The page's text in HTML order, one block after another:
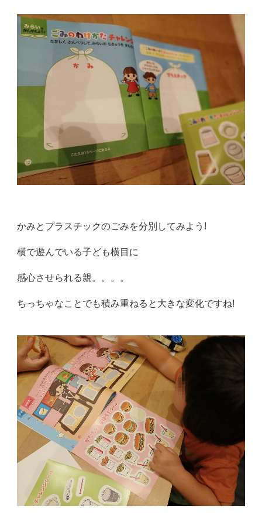
かみとプラスチックのごみを分別してみよう!
横で遊んでいる子ども横目に
感心させられる親。。。。
ちっちゃなことでも積み重ねると大きな変化ですね!